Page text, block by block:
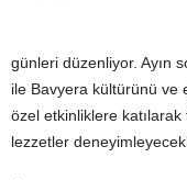
günleri düzenliyor. Ayın
ile Bavyera kültürünü ve
özel etkinliklere katılarak
lezzetler